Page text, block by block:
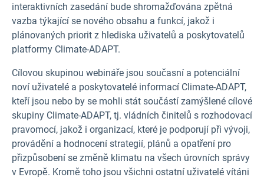
interaktivních zasedání bude shromažďována zpětná
vazba týkající se nového obsahu a funkcí, jakož i
plánovaných priorit z hlediska uživatelů a poskytovatelů
platformy Climate-ADAPT.
Cílovou skupinou webináře jsou současní a potenciální
noví uživatelé a poskytovatelé informací Climate-ADAPT,
kteří jsou nebo by se mohli stát součástí zamýšlené cílové
skupiny Climate-ADAPT, tj. vládních činitelů s rozhodovací
pravomocí, jakož i organizací, které je podporují při vývoji,
provádění a hodnocení strategií, plánů a opatření pro
přizpůsobení se změně klimatu na všech úrovních správy
v Evropě. Kromě toho jsou všichni ostatní uživatelé vítáni